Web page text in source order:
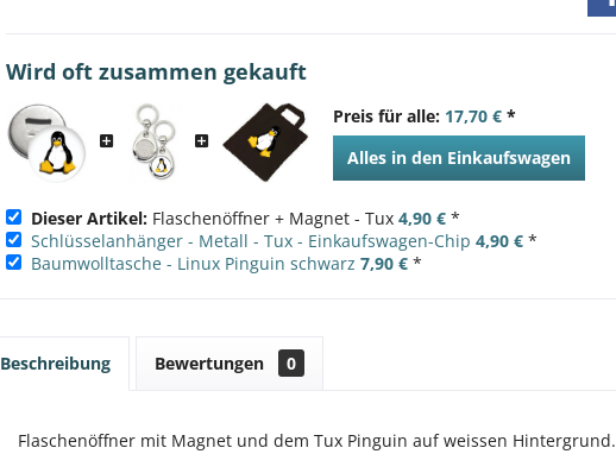
Wird oft zusammen gekauft
Preis für alle: 17,70 € *
Alles in den Einkaufswagen
Dieser Artikel: Flaschenöffner + Magnet - Tux 4,90 € *
Schlüsselanhänger - Metall - Tux - Einkaufswagen-Chip 4,90 € *
Baumwolltasche - Linux Pinguin schwarz 7,90 € *
Beschreibung Bewertungen 0
Flaschenöffner mit Magnet und dem Tux Pinguin auf weissen Hintergrund.